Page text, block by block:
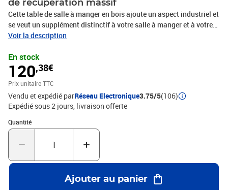
de récupération massif
Cette table de salle à manger en bois ajoute un aspect industriel et
se veut un supplément distinctif à votre salle à manger et à votre
cuisine. La table de salle à manger est faite à la main en bois
provenant des solives, des planchers et des poutres de soutien de
vieux bâtiments démolis. De plus, elle peut se composer de
différents types de bois tels que le teck, le bois dur, le bois tropical,
le bois de manguier, etc. Cela signifie que le bois de récupération
conserve les caractéristiques de ces différents types de bois. Le
bois de récupération est déjà vieilli, altéré et séché. Par
conséquent, il ne rétrécit pas et ne se plie pas. Les pieds en fer
enduit de poudre noire offrent également une stabilité
supplémentaire à la table. Le dessus de table robuste peut être
importante : les couleurs et les grains varient d'une pièce à l'autre,
rendant chaque pièce unique ; la livraison est aléatoire.Matériau :
bois de récupération massif avec une finition de couleur mélangée,
Voir la description
En stock
120,38€
Prix unitaire TTC
Vendu et expédié parRéseau Electronique3.75/5(106)
Expédié sous 2 jours livraison offerte
Quantité
Quantité : 1
Ajouter au panier